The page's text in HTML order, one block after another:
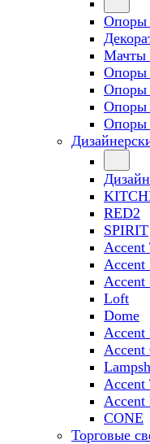
Опоры
Мачты
RED2
SPIRIT
Accent
Accent
Accent
Loft
Dome
Accent
Accent
Accent
Accent
CONE
Торговые